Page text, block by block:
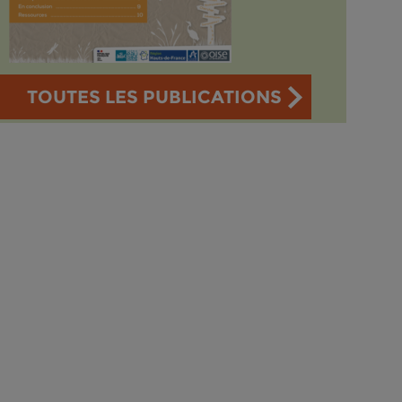
TOUTES LES PUBLICATIONS